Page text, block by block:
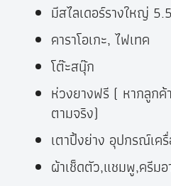
มีสไลเดอร์รางใหญ่
คาราโอเกะ, ไฟเทค
โต๊ะสนุ๊ก
ห่วงยางฟรี ( หากลูก
ตามจริง)
เตาปิ้งย่าง อุปกรณ์เค
ผ้าเช็ดตัว,แชมพู,ครีมอ